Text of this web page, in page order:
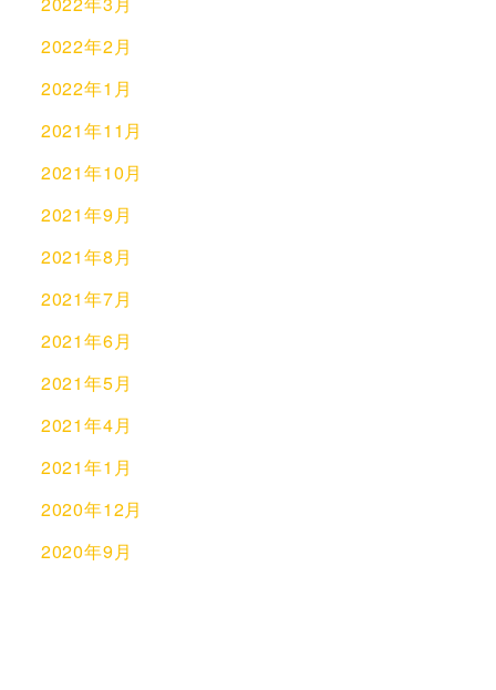
2022年2月
2022年1月
2021年11月
2021年10月
2021年9月
2021年8月
2021年7月
2021年6月
2021年5月
2021年4月
2021年1月
2020年12月
2020年9月